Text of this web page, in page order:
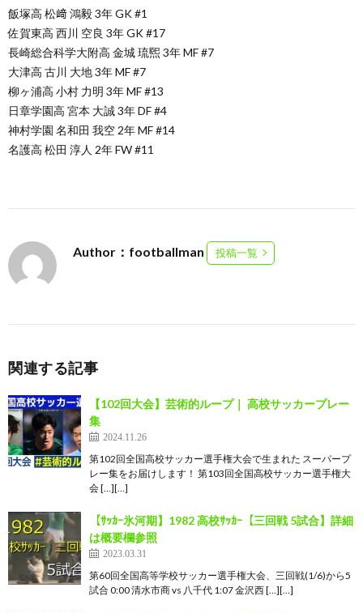
飯塚高 松﨑 鴻毅 3年 GK #1
佐賀東高 西川 空良 3年 GK #17
長崎総合科学大附高 金城 琉煕 3年 MF #7
大津高 古川 大地 3年 MF #7
柳ヶ浦高 小村 力明 3年 MF #13
日章学園高 宮本 大誠 3年 DF #4
神村学園 名和田 我空 2年 MF #14
名護高 松田 淳人 2年 FW #11
Author：footballman 投稿一覧
関連する記事
【102回大会】芸術的ループ｜ 高校サッカープレー
集
2024.11.26
第102回全国高校サッカー選手権大会で生まれた スーパープ
レー集をお届けします！ 第103回全国高校サッカー選手権大
会 […][…]
【ｻｯｶｰ氷河期】1982 高校ｻｯｶｰ【三回戦 5試合】詳細
は概要欄参照
2023.03.31
第60回全国高等学校サッカー選手権大会、三回戦(1/6)から5
試合 0:00 清水市商 vs 八千代 1:07 金沢西 […][…]